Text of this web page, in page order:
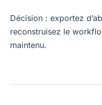
Décision : exportez
reconstruisez le
maintenu.